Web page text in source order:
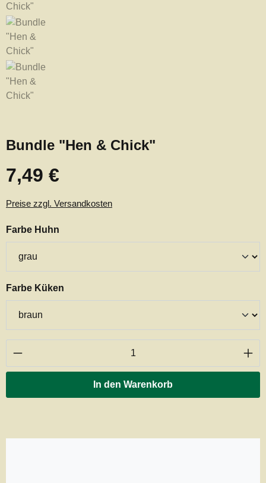
Bundle "Hen & Chick"
Regulärer Preis:
7,49 €
Preise zzgl. Versandkosten
Farbe Huhn
Farbe Küken
Produkt Anzahl: Gib den gewünschten
In den Warenkorb